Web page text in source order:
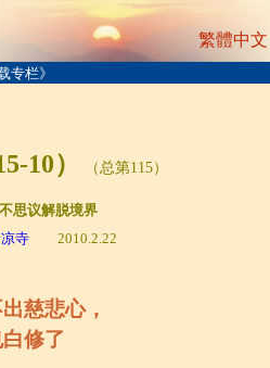
专栏》
10） （总第115）
解脱境界
寺 2010.2.22
慈悲心，
修了
繁體中文